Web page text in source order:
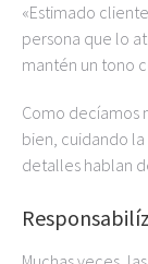
«Estimado
persona que lo
mantén un tono
Como decíamos
bien, cuidando
detalles hablan